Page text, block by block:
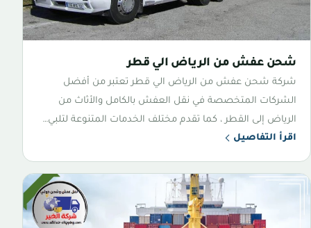
شحن عفش من الرياض الي قطر
شركة شحن عفش من الرياض الي قطر تعتبر من أفضل
الشركات المتخصصة في نقل العفش بالكامل والأثاث من
الرياض إلى القطر ، كما تقدم مختلف الخدمات المتنوعة لتلبي…
اقرأ التفاصيل